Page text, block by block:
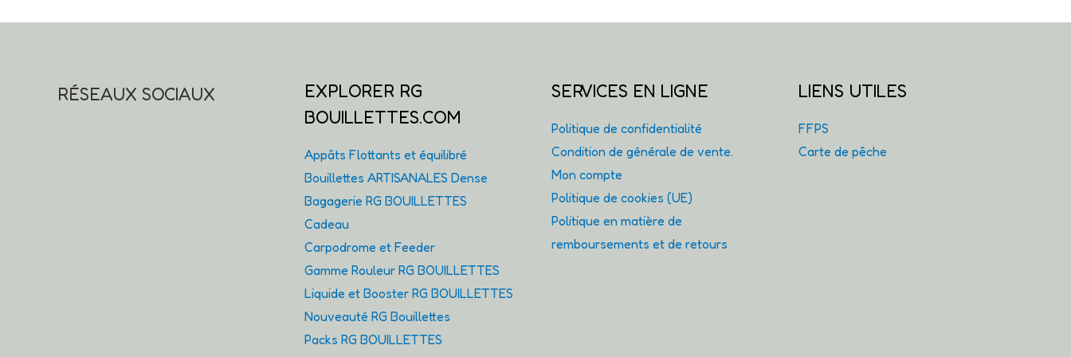
RÉSEAUX SOCIAUX
EXPLORER RG
BOUILLETTES.COM
Appâts Flottants et équilibré
Bouillettes ARTISANALES Dense
Bagagerie RG BOUILLETTES
Cadeau
Carpodrome et Feeder
Gamme Rouleur RG BOUILLETTES
Liquide et Booster RG BOUILLETTES
Nouveauté RG Bouillettes
Packs RG BOUILLETTES
SERVICES EN LIGNE
Politique de confidentialité
Condition de générale de vente.
Mon compte
Politique de cookies (UE)
Politique en matière de
remboursements et de retours
LIENS UTILES
FFPS
Carte de pêche